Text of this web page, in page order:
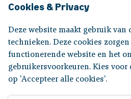
Cookies & Privacy
Deze website maakt gebruik van
technieken. Deze cookies zorgen
functionerende website en het
gebruikersvoorkeuren. Kies
op 'Accepteer alle cookies'.
Information in English
Volg ons op: